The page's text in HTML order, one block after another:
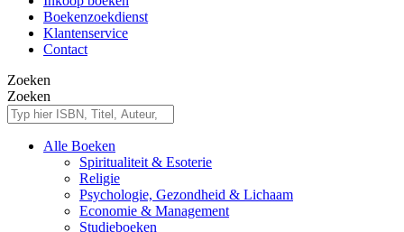
Boekenzoekdienst
Klantenservice
Contact
Zoeken
Zoeken
Alle Boeken
Spiritualiteit & Esoterie
Religie
Psychologie, Gezondheid & Lichaam
Economie & Management
Studieboeken